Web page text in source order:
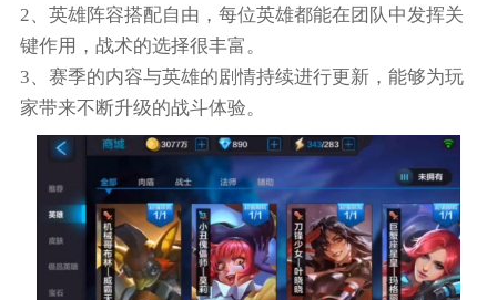
2、英雄阵容搭配自由，每位英雄都能在团队中发挥关
键作用，战术的选择很丰富。
3、赛季的内容与英雄的剧情持续进行更新，能够为玩
家带来不断升级的战斗体验。